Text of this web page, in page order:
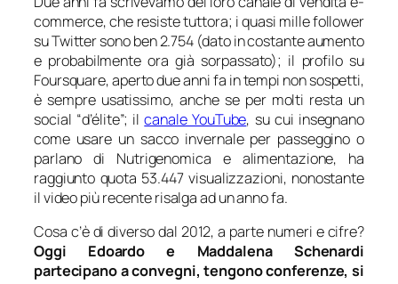
commerce, che resiste tuttora; i quasi mille follower
su Twitter sono ben 2.754 (dato in costante aumento
e probabilmente ora già sorpassato); il profilo su
Foursquare, aperto due anni fa in tempi non sospetti,
è sempre usatissimo, anche se per molti resta un
social “d’élite”; ilcanale YouTube, su cui insegnano
come usare un sacco invernale per passeggino o
parlano di Nutrigenomica e alimentazione, ha
raggiunto quota 53.447 visualizzazioni, nonostante
il video più recente risalga ad un anno fa.
Cosa c’è di diverso dal 2012, a parte numeri e cifre?
Oggi Edoardo e Maddalena Schenardi
partecipano a convegni, tengono conferenze, si